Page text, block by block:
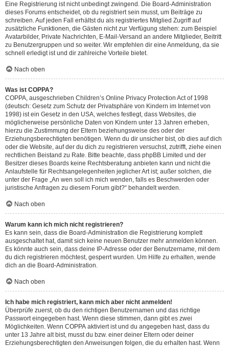
Eine Registrierung ist nicht unbedingt zwingend. Die Board-Administration
dieses Forums entscheidet, ob du registriert sein musst, um Beiträge zu
schreiben. Auf jeden Fall erhältst du als registriertes Mitglied Zugriff auf
zusätzliche Funktionen, die Gästen nicht zur Verfügung stehen: zum Beispiel
Avatarbilder, Private Nachrichten, E-Mail-Versand an andere Mitglieder, Beitritt
zu Benutzergruppen und so weiter. Wir empfehlen dir eine Anmeldung, da sie
schnell erledigt ist und dir zahlreiche Vorteile bietet.
Nach oben
Was ist COPPA?
COPPA, ausgeschrieben Children’s Online Privacy Protection Act of 1998
(deutsch: Gesetz zum Schutz der Privatsphäre von Kindern im Internet von
1998) ist ein Gesetz in den USA, welches festlegt, dass Websites, die
möglicherweise persönliche Daten von Kindern unter 13 Jahren erheben,
hierzu die Zustimmung der Eltern beziehungsweise des oder der
Erziehungsberechtigten benötigen. Wenn du dir unsicher bist, ob dies auf dich
oder die Website, auf der du dich zu registrieren versuchst, zutrifft, ziehe einen
rechtlichen Beistand zu Rate. Bitte beachte, dass phpBB Limited und der
Besitzer dieses Boards keine Rechtsberatung anbieten kann und nicht die
Anlaufstelle für Rechtsangelegenheiten jeglicher Art ist; außer solchen, die
unter der Frage „An wen soll ich mich wenden, falls es Beschwerden oder
juristische Anfragen zu diesem Forum gibt?“ behandelt werden.
Nach oben
Warum kann ich mich nicht registrieren?
Es kann sein, dass die Board-Administration die Registrierung komplett
ausgeschaltet hat, damit sich keine neuen Benutzer mehr anmelden können.
Es könnte auch sein, dass deine IP-Adresse oder der Benutzername, mit dem
du dich registrieren möchtest, gesperrt wurden. Um Hilfe zu erhalten, wende
dich an die Board-Administration.
Nach oben
Ich habe mich registriert, kann mich aber nicht anmelden!
Überprüfe zuerst, ob du den richtigen Benutzernamen und das richtige
Passwort eingegeben hast. Wenn diese stimmen, dann gibt es zwei
Möglichkeiten. Wenn COPPA aktiviert ist und du angegeben hast, dass du
unter 13 Jahre alt bist, musst du bzw. einer deiner Eltern oder deiner
Erziehungsberechtigten den Anweisungen folgen, die du erhalten hast. Wenn